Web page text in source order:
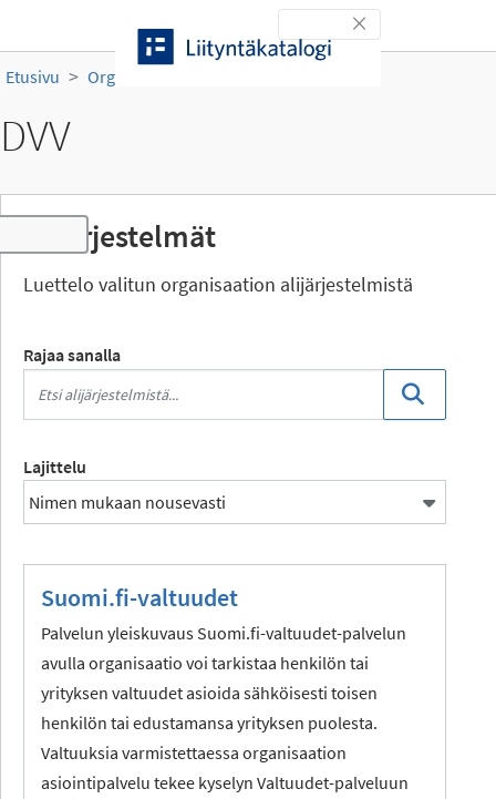
Toggle navigation
Etusivu Organisaatiot
DVV
Toggle navigation
Alijärjestelmät
Luettelo valitun organisaation alijärjestelmistä
Rajaa sanalla
Lajittelu
Suomi.fi-valtuudet
Palvelun yleiskuvaus Suomi.fi-valtuudet-palvelun
avulla organisaatio voi tarkistaa henkilön tai
yrityksen valtuudet asioida sähköisesti toisen
henkilön tai edustamansa yrityksen puolesta.
Valtuuksia varmistettaessa organisaation
asiointipalvelu tekee kyselyn Valtuudet-palveluun